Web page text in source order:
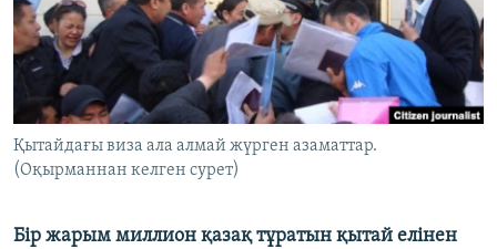
Басқа тілдерде
Қытайдағы виза ала алмай жүрген азаматтар.
(Оқырманнан келген сурет)
Бір жарым миллион қазақ тұратын қытай елінен